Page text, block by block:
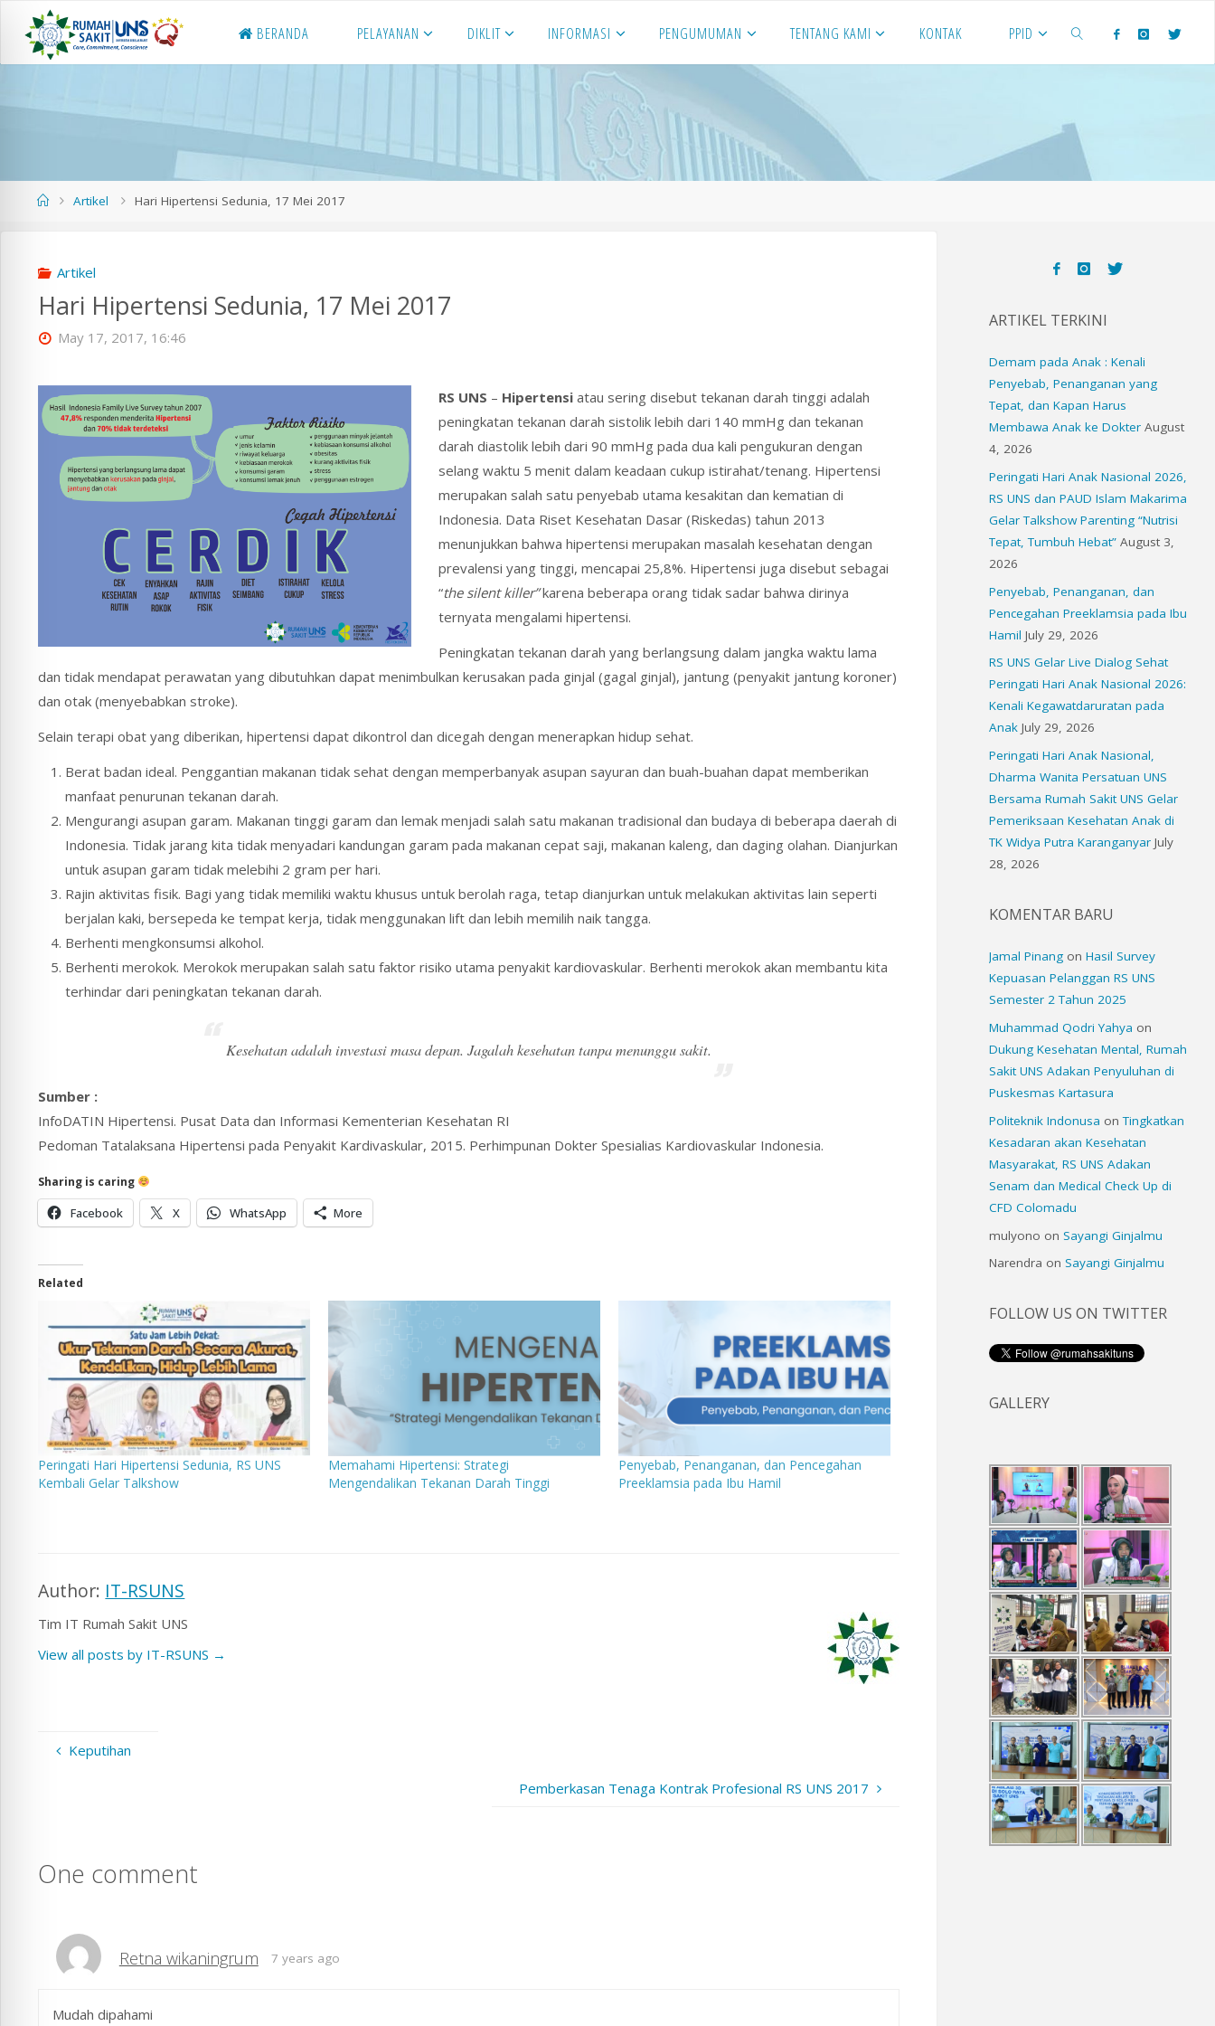
content
BERANDA PELAYANAN DIKLIT INFORMASI PENGUMUMAN TENTANG KAMI KONTAK PPID
HomeArtikel Hari Hipertensi Sedunia, 17 Mei 2017
Artikel
Hari Hipertensi Sedunia, 17 Mei 2017
May 17, 2017, 16:46
RS UNS – Hipertensi atau sering disebut tekanan darah tinggi adalah
peningkatan tekanan darah sistolik lebih dari 140 mmHg dan tekanan
darah diastolik lebih dari 90 mmHg pada dua kali pengukuran dengan
selang waktu 5 menit dalam keadaan cukup istirahat/tenang. Hipertensi
merupakan salah satu penyebab utama kesakitan dan kematian di
Indonesia. Data Riset Kesehatan Dasar (Riskedas) tahun 2013
menunjukkan bahwa hipertensi merupakan masalah kesehatan dengan
prevalensi yang tinggi, mencapai 25,8%. Hipertensi juga disebut sebagai
“the silent killer”karena beberapa orang tidak sadar bahwa dirinya
ternyata mengalami hipertensi.
Peningkatan tekanan darah yang berlangsung dalam jangka waktu lama
dan tidak mendapat perawatan yang dibutuhkan dapat menimbulkan kerusakan pada ginjal (gagal ginjal), jantung (penyakit jantung koroner)
dan otak (menyebabkan stroke).
Selain terapi obat yang diberikan, hipertensi dapat dikontrol dan dicegah dengan menerapkan hidup sehat.
Berat badan ideal. Penggantian makanan tidak sehat dengan memperbanyak asupan sayuran dan buah-buahan dapat memberikan
manfaat penurunan tekanan darah.
Mengurangi asupan garam. Makanan tinggi garam dan lemak menjadi salah satu makanan tradisional dan budaya di beberapa daerah di
Indonesia. Tidak jarang kita tidak menyadari kandungan garam pada makanan cepat saji, makanan kaleng, dan daging olahan. Dianjurkan
untuk asupan garam tidak melebihi 2 gram per hari.
Rajin aktivitas fisik. Bagi yang tidak memiliki waktu khusus untuk berolah raga, tetap dianjurkan untuk melakukan aktivitas lain seperti
berjalan kaki, bersepeda ke tempat kerja, tidak menggunakan lift dan lebih memilih naik tangga.
Berhenti mengkonsumsi alkohol.
Berhenti merokok. Merokok merupakan salah satu faktor risiko utama penyakit kardiovaskular. Berhenti merokok akan membantu kita
terhindar dari peningkatan tekanan darah.
Kesehatan adalah investasi masa depan. Jagalah kesehatan tanpa menunggu sakit.
Sumber :
InfoDATIN Hipertensi. Pusat Data dan Informasi Kementerian Kesehatan RI
Pedoman Tatalaksana Hipertensi pada Penyakit Kardivaskular, 2015. Perhimpunan Dokter Spesialias Kardiovaskular Indonesia.
Sharing is caring
Facebook X WhatsApp More
Related
Peringati Hari Hipertensi Sedunia, RS UNS
Kembali Gelar Talkshow
Memahami Hipertensi: Strategi
Mengendalikan Tekanan Darah Tinggi
Penyebab, Penanganan, dan Pencegahan
Preeklamsia pada Ibu Hamil
Author: IT-RSUNS
Tim IT Rumah Sakit UNS
View all posts by IT-RSUNS →
Keputihan
Pemberkasan Tenaga Kontrak Profesional RS UNS 2017
One comment
Retna wikaningrum 7 years ago
Mudah dipahami
ARTIKEL TERKINI
Demam pada Anak : Kenali
Penyebab, Penanganan yang
Tepat, dan Kapan Harus
Membawa Anak ke Dokter August
4, 2026
Peringati Hari Anak Nasional 2026,
RS UNS dan PAUD Islam Makarima
Gelar Talkshow Parenting “Nutrisi
Tepat, Tumbuh Hebat” August 3,
2026
Penyebab, Penanganan, dan
Pencegahan Preeklamsia pada Ibu
Hamil July 29, 2026
RS UNS Gelar Live Dialog Sehat
Peringati Hari Anak Nasional 2026:
Kenali Kegawatdaruratan pada
Anak July 29, 2026
Peringati Hari Anak Nasional,
Dharma Wanita Persatuan UNS
Bersama Rumah Sakit UNS Gelar
Pemeriksaan Kesehatan Anak di
TK Widya Putra Karanganyar July
28, 2026
KOMENTAR BARU
Jamal Pinang on Hasil Survey
Kepuasan Pelanggan RS UNS
Semester 2 Tahun 2025
Muhammad Qodri Yahya on
Dukung Kesehatan Mental, Rumah
Sakit UNS Adakan Penyuluhan di
Puskesmas Kartasura
Politeknik Indonusa onTingkatkan
Kesadaran akan Kesehatan
Masyarakat, RS UNS Adakan
Senam dan Medical Check Up di
CFD Colomadu
mulyono on Sayangi Ginjalmu
Narendra on Sayangi Ginjalmu
FOLLOW US ON TWITTER
GALLERY